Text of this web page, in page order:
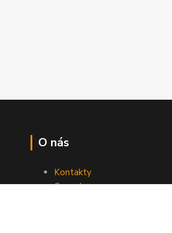
O nás
Kontakty
Ceny dopravy